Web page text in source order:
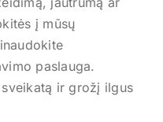
į mūsų
paslauga.
ir grožį ilgus